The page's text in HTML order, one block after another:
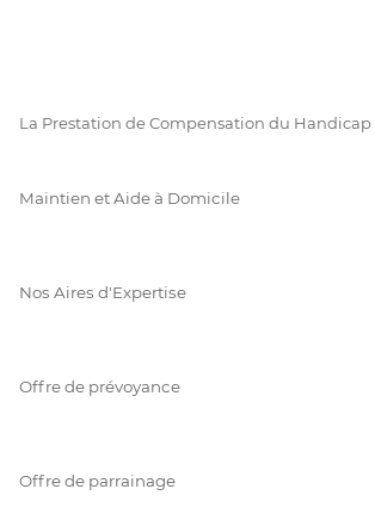
La Prestation de Compensation du Handicap
Maintien et Aide à Domicile
Nos Aires d'Expertise
Offre de prévoyance
Offre de parrainage